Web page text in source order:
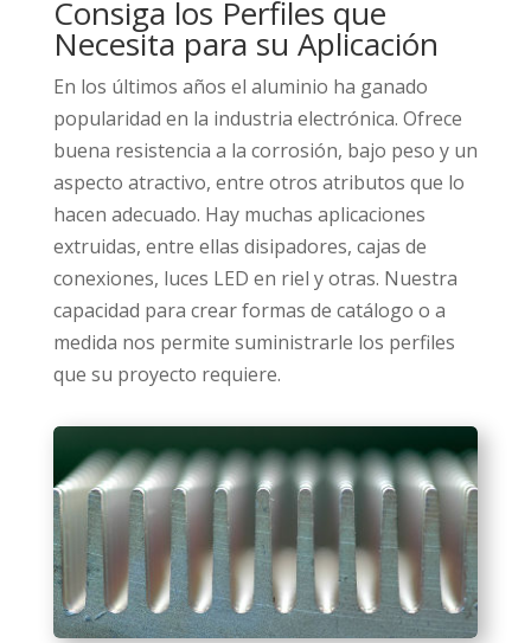
Consiga los Perfiles que
Necesita para su Aplicación
En los últimos años el aluminio ha ganado
popularidad en la industria electrónica. Ofrece
buena resistencia a la corrosión, bajo peso y un
aspecto atractivo, entre otros atributos que lo
hacen adecuado. Hay muchas aplicaciones
extruidas, entre ellas disipadores, cajas de
conexiones, luces LED en riel y otras. Nuestra
capacidad para crear formas de catálogo o a
medida nos permite suministrarle los perfiles
que su proyecto requiere.